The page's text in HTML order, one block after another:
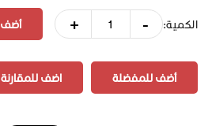
الكمية: -
+
أضف للمفضلة اضف للمقارنة